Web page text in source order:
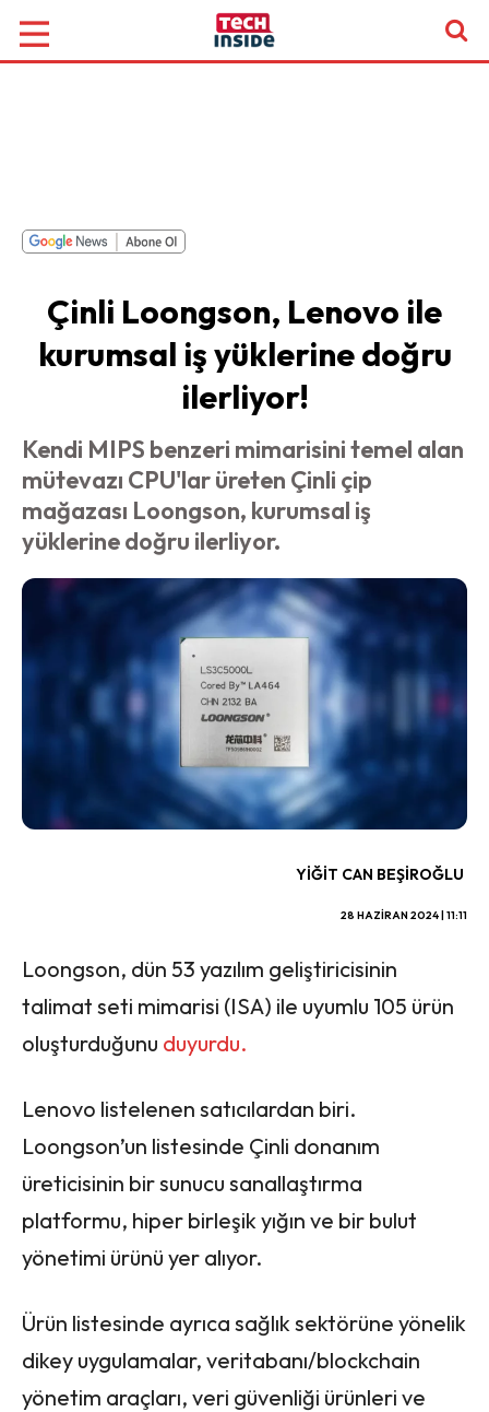
Çinli Loongson, Lenovo ile
kurumsal iş yüklerine doğru
ilerliyor!
Kendi MIPS benzeri mimarisini temel alan
mütevazı CPU'lar üreten Çinli çip
mağazası Loongson, kurumsal iş
yüklerine doğru ilerliyor.
YIĞIT CAN BEŞIROĞLU
28 HAZIRAN 2024 | 11:11
Loongson, dün 53 yazılım geliştiricisinin
talimat seti mimarisi (ISA) ile uyumlu 105 ürün
oluşturduğunu duyurdu.
Lenovo listelenen satıcılardan biri.
Loongson’un listesinde Çinli donanım
üreticisinin bir sunucu sanallaştırma
platformu, hiper birleşik yığın ve bir bulut
yönetimi ürünü yer alıyor.
Ürün listesinde ayrıca sağlık sektörüne yönelik
dikey uygulamalar, veritabanı/blockchain
yönetim araçları, veri güvenliği ürünleri ve